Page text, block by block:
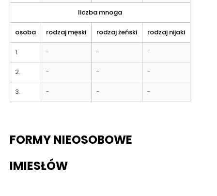
liczba mnoga
osoba rodzaj męski rodzaj żeński rodzaj nijaki
1. - - -
2. - - -
3. - - -
FORMY NIEOSOBOWE
IMIESŁÓW